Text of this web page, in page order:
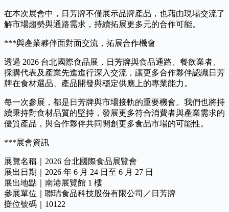
在本次展會中，日芳牌不僅展示品牌產品，也藉由現場交流了
解市場趨勢與通路需求，持續拓展更多元的合作可能。
***與產業夥伴面對面交流，拓展合作機會
透過 2026 台北國際食品展，日芳牌與食品通路、餐飲業者、
採購代表及產業先進進行深入交流，讓更多合作夥伴認識日芳
牌在食材選品、產品開發與穩定供應上的專業能力。
每一次參展，都是日芳牌與市場接軌的重要機會。我們也將持
續秉持對食材品質的堅持，發展更多符合消費者與產業需求的
優質產品，與合作夥伴共同開創更多食品市場的可能性。
***展會資訊
展覽名稱｜2026 台北國際食品展覽會
展出日期｜2026 年 6 月 24 日至 6 月 27 日
展出地點｜南港展覽館 1 樓
參展單位｜聯瑞食品科技股份有限公司／日芳牌
攤位號碼｜10122